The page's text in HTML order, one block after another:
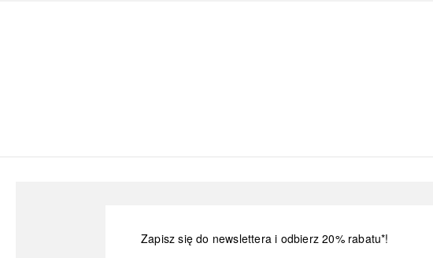
Zapisz się do newslettera i odbierz 20% rabatu*!